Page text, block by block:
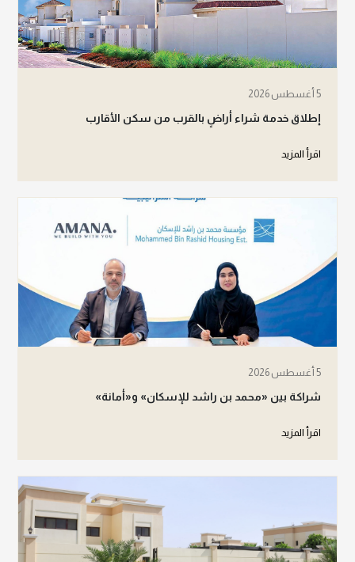
5 أغسطس 2026
إطلاق خدمة شراء أراضٍ بالقرب من سكن الأقارب
اقرأ المزيد
5 أغسطس 2026
شراكة بين «محمد بن راشد للإسكان» و«أمانة»
اقرأ المزيد